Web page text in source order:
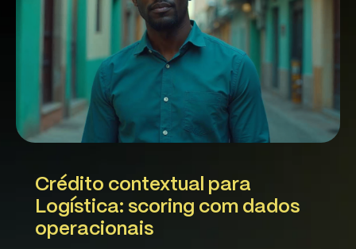
Crédito contextual para
Logística: scoring com dados
operacionais